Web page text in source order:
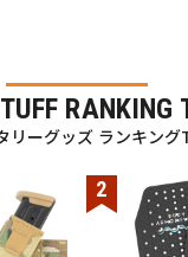
RANKING
リーグッズ ランキング